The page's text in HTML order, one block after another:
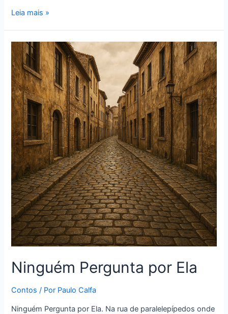
Leia mais »
Ninguém Pergunta por Ela
Contos / Por Paulo Calfa
Ninguém Pergunta por Ela. Na rua de paralelepípedos onde